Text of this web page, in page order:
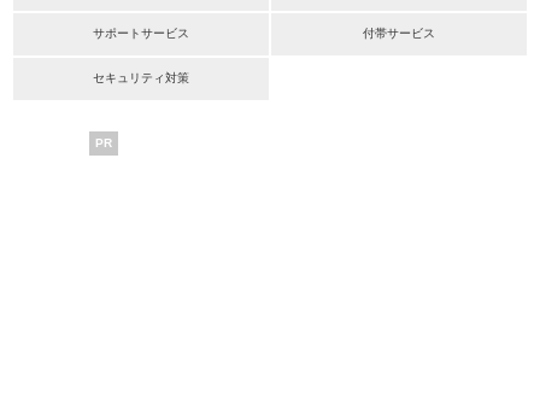
サポートサービス 付帯サービス
セキュリティ対策
PR